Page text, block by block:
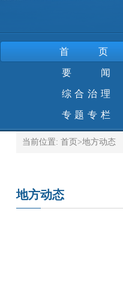
首页
要 闻
综合治理
专题专栏
当前位置: 首页 >地方动态
地方动态